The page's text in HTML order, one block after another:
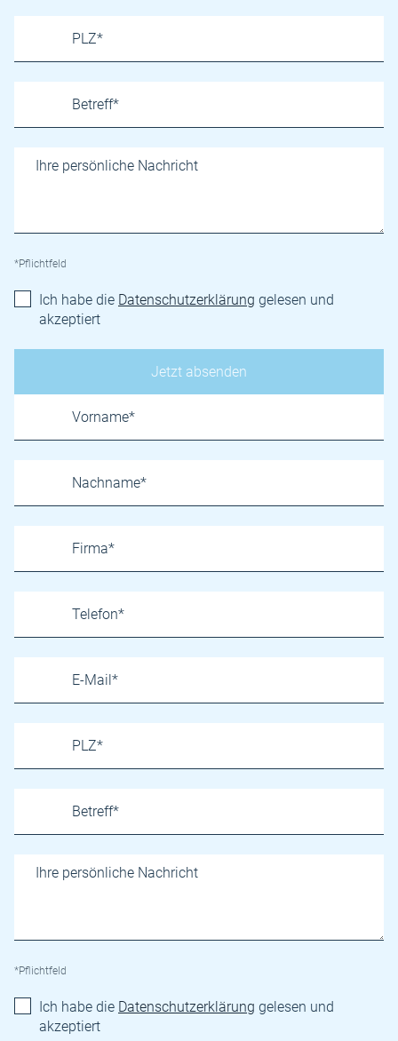
*Pflichtfeld
Ich habe die Datenschutzerklärung gelesen und
akzeptiert
*Pflichtfeld
Ich habe die Datenschutzerklärung gelesen und
akzeptiert